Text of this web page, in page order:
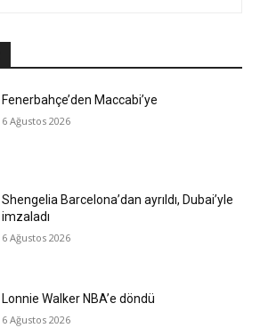
Fenerbahçe’den Maccabi’ye
6 Ağustos 2026
Shengelia Barcelona’dan ayrıldı, Dubai’yle
imzaladı
6 Ağustos 2026
Lonnie Walker NBA’e döndü
6 Ağustos 2026